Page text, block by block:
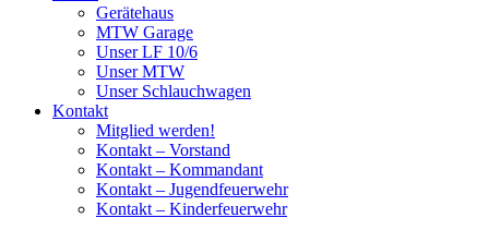
Gerätehaus
MTW Garage
Unser LF 10/6
Unser MTW
Unser Schlauchwagen
Kontakt
Mitglied werden!
Kontakt – Vorstand
Kontakt – Kommandant
Kontakt – Jugendfeuerwehr
Kontakt – Kinderfeuerwehr